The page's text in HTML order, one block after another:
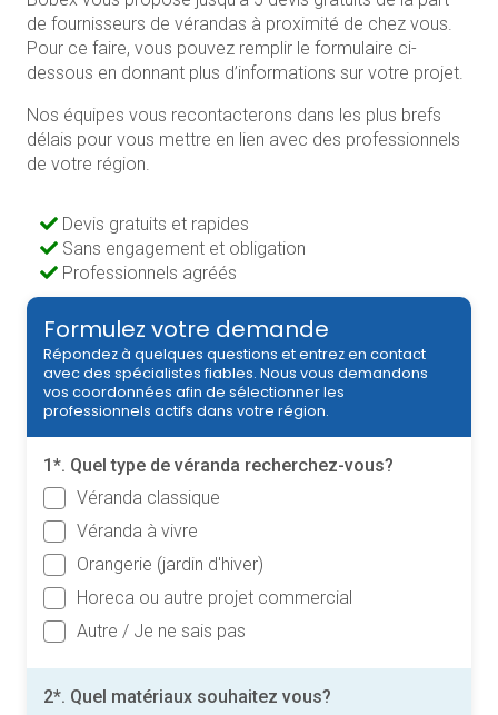
de fournisseurs de vérandas à proximité de chez vous.
Pour ce faire, vous pouvez remplir le formulaire ci-
dessous en donnant plus d’informations sur votre projet.
Nos équipes vous recontacterons dans les plus brefs
délais pour vous mettre en lien avec des professionnels
de votre région.
Devis gratuits et rapides
Sans engagement et obligation
Professionnels agréés
Formulez votre demande
Répondez à quelques questions et entrez en contact
avec des spécialistes fiables. Nous vous demandons
vos coordonnées afin de sélectionner les
professionnels actifs dans votre région.
1*. Quel type de véranda recherchez-vous?
Véranda classique
Véranda à vivre
Orangerie (jardin d'hiver)
Horeca ou autre projet commercial
Autre / Je ne sais pas
2*. Quel matériaux souhaitez vous?